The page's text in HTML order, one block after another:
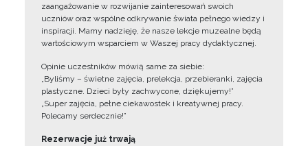
zaangażowanie w rozwijanie zainteresowań swoich
uczniów oraz wspólne odkrywanie świata pełnego wiedzy i
inspiracji. Mamy nadzieję, że nasze lekcje muzealne będą
wartościowym wsparciem w Waszej pracy dydaktycznej.
Opinie uczestników mówią same za siebie:
„Byliśmy – świetne zajęcia, prelekcja, przebieranki, zajęcia
plastyczne. Dzieci były zachwycone, dziękujemy!”
„Super zajęcia, pełne ciekawostek i kreatywnej pracy.
Polecamy serdecznie!”
Rezerwacje już trwają